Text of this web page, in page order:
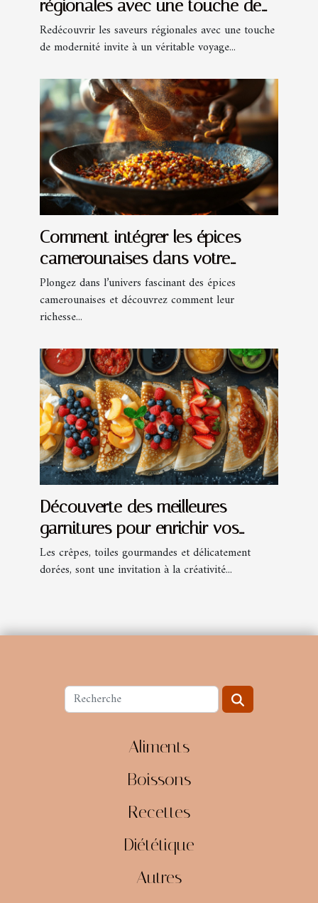
régionales avec une touche de
modernité
Redécouvrir les saveurs régionales avec une touche
de modernité invite à un véritable voyage...
Comment intégrer les épices
camerounaises dans votre
cuisine quotidienne ?
Plongez dans l’univers fascinant des épices
camerounaises et découvrez comment leur
richesse...
Découverte des meilleures
garnitures pour enrichir vos
crêpes
Les crêpes, toiles gourmandes et délicatement
dorées, sont une invitation à la créativité...
Aliments
Boissons
Recettes
Diététique
Autres